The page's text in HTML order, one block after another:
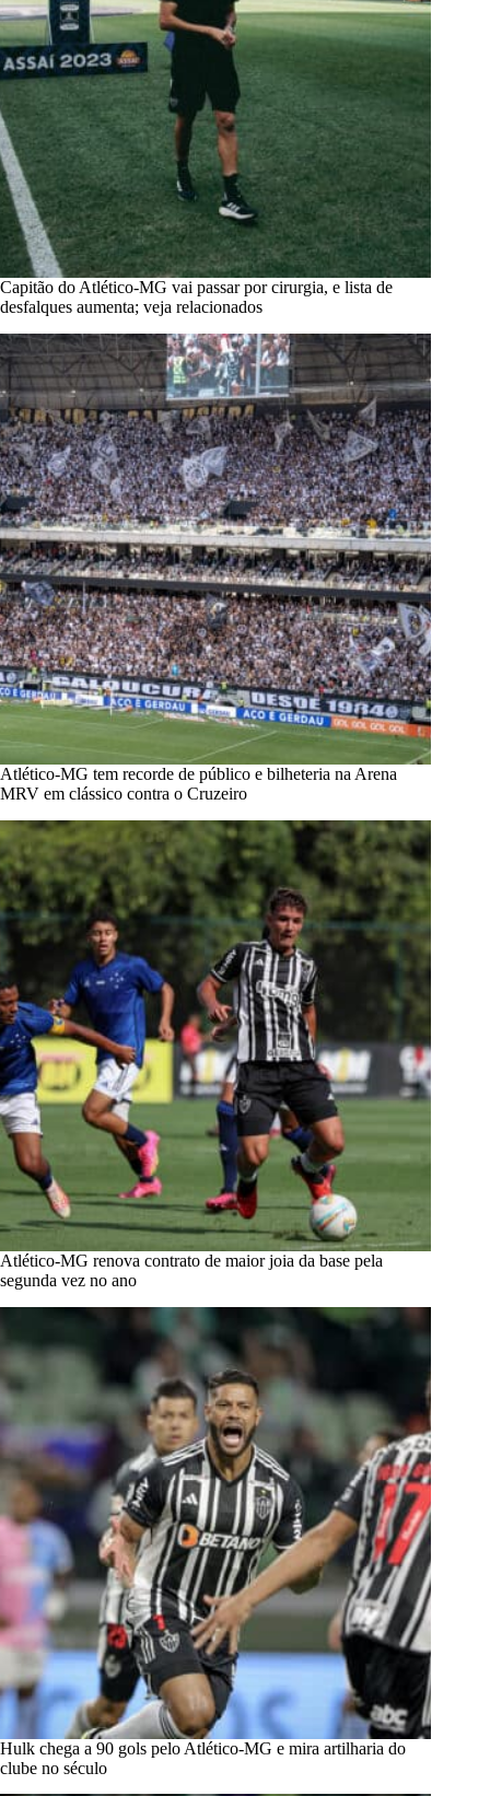
Capitão do Atlético-MG vai passar por cirurgia, e lista de
desfalques aumenta; veja relacionados
Atlético-MG tem recorde de público e bilheteria na Arena
MRV em clássico contra o Cruzeiro
Atlético-MG renova contrato de maior joia da base pela
segunda vez no ano
Hulk chega a 90 gols pelo Atlético-MG e mira artilharia do
clube no século